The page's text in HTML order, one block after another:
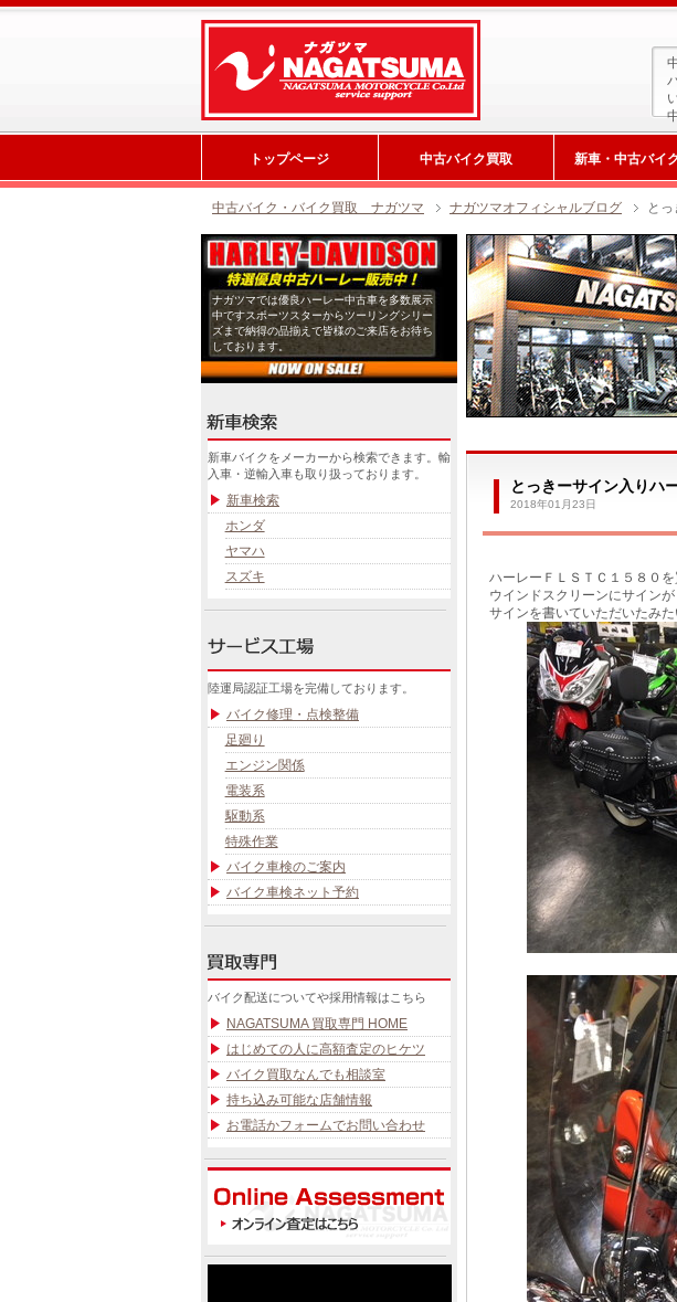
トップページ 中古バイク買取 新車・中古バイ
中古バイク・バイク買取 ナガツマ ナガツマオフィシャルブログ と
とっきーサイン入りハ
2018年01月23日
ハーレーＦＬＳＴＣ１５８０
ウインドスクリーンにサイン
サインを書いていただいたみた
ナガツマでは優良ハーレー中古車を多数展示
中ですスポーツスターからツーリングシリー
ズまで納得の品揃えで皆様のご来店をお待ち
しております。
新
新車バイクをメーカーから検索できます。輸
入車・逆輸入車も取り扱っております。
新車検索
ホンダ
ヤマハ
スズキ
サ
陸運局認証工場を完備しております。
バイク修理・点検整備
足廻り
エンジン関係
電装系
駆動系
特殊作業
バイク車検のご案内
バイク車検ネット予約
買
バイク配送についてや採用情報はこちら
NAGATSUMA 買取専門 HOME
はじめての人に高額査定のヒケツ
バイク買取なんでも相談室
持ち込み可能な店舗情報
お電話かフォームでお問い合わせ